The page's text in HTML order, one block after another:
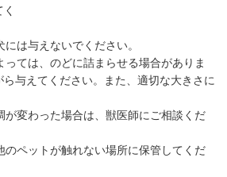
は与えないでください。
ては、のどに詰まらせる場合がありま
与えてください。また、適切な大きさに
変わった場合は、獣医師にご相談くだ
ペットが触れない場所に保管してくだ